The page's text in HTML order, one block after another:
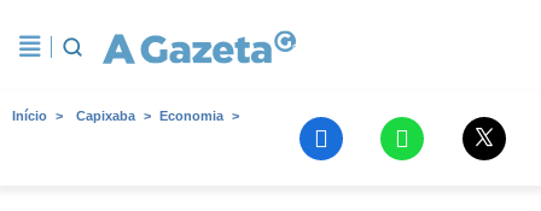
Início Capixaba Economia